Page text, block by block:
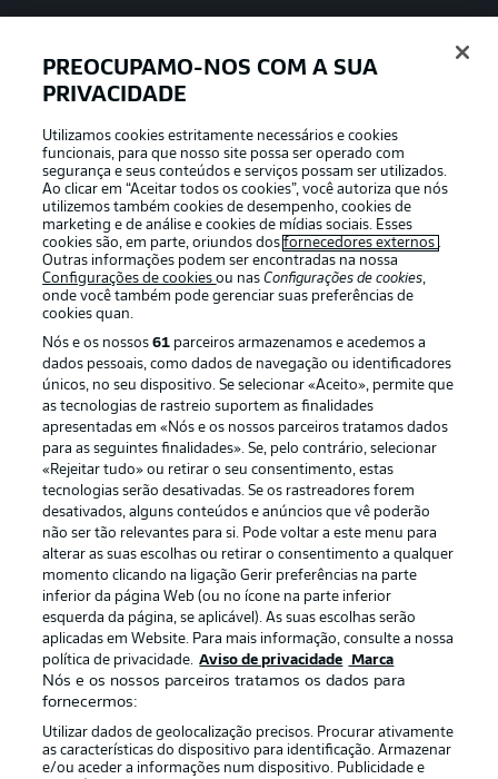
APLICATIVO DA BUNDESLIGA
Oferecido por
Publicidade Avisos legais
Gerir preferências Aviso de privacidade
Trabalhe conosco
Marca Contato
Jogadores
PREOCUPAMO-NOS COM A SUA
PRIVACIDADE
Utilizamos cookies estritamente necessários e cookies
funcionais, para que nosso site possa ser operado com
segurança e seus conteúdos e serviços possam ser utilizados.
Ao clicar em “Aceitar todos os cookies”, você autoriza que nós
utilizemos também cookies de desempenho, cookies de
marketing e de análise e cookies de mídias sociais. Esses
cookies são, em parte, oriundos dosfornecedores externos .
Outras informações podem ser encontradas na nossa
Configurações de cookiesou nasConfigurações de cookies,
onde você também pode gerenciar suas preferências de
cookies quan.
Nós e os nossos61 parceiros armazenamos e acedemos a
dados pessoais, como dados de navegação ou identificadores
únicos, no seu dispositivo. Se selecionar «Aceito», permite que
as tecnologias de rastreio suportem as finalidades
apresentadas em «Nós e os nossos parceiros tratamos dados
para as seguintes finalidades». Se, pelo contrário, selecionar
«Rejeitar tudo» ou retirar o seu consentimento, estas
tecnologias serão desativadas. Se os rastreadores forem
desativados, alguns conteúdos e anúncios que vê poderão
não ser tão relevantes para si. Pode voltar a este menu para
alterar as suas escolhas ou retirar o consentimento a qualquer
momento clicando na ligação Gerir preferências na parte
inferior da página Web (ou no ícone na parte inferior
esquerda da página, se aplicável). As suas escolhas serão
aplicadas em Website. Para mais informação, consulte a nossa
política de privacidade. Aviso de privacidade Marca
Nós e os nossos parceiros tratamos os dados para
fornecermos:
Utilizar dados de geolocalização precisos. Procurar ativamente
as características do dispositivo para identificação. Armazenar
e/ou aceder a informações num dispositivo. Publicidade e